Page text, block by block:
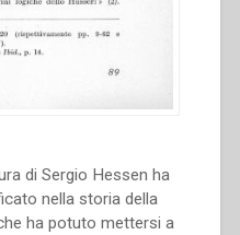
di Sergio Hessen ha
nella storia della
ha potuto mettersi a